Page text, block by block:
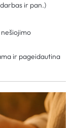
ir pan.)
ir pageidautina